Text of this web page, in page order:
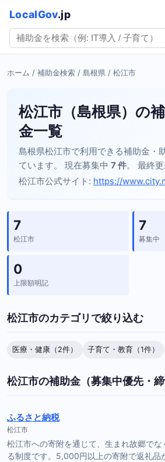
LocalGov.jp
ホーム / 補助金検索 / 島根県 / 松江市
松江市（島根県）の
金一覧
島根県松江市で利用できる補助金・
ています。 現在募集中 7 件。 最終
松江市公式サイト: https://
7
松江市
7
募集中
0
上限額明記
松江市のカテゴリで絞り込む
医療・健康（2件） 子育て・教育（1件）
松江市の補助金（募集中優先・締
ふるさと納税
松江市
松江市への寄附を通じて、生まれ故郷でな
る制度です。5,000円以上の寄附で返礼品